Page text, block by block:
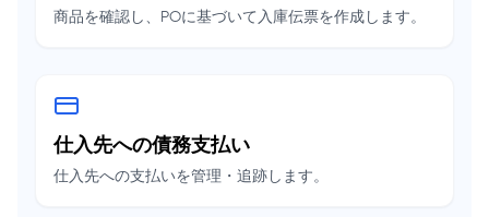
商品を確認し、POに基づいて入庫伝票を作成します。
仕入先への債務支払い
仕入先への支払いを管理・追跡します。